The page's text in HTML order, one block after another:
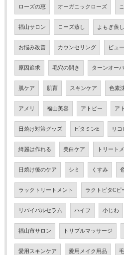
ローズの恵 オーガニックローズ
福山サロン ローズ蒸し よもぎ蒸し
お悩み改善 カウンセリング ビュ
原因追求 毛穴の開き ターンオー
肌ケア 肌育 スキンケア 色素
アメリ 福山美容 アトピー ア
日焼け対策グッズ ビタミンE リコ
綺麗は作れる 美白ケア トリート
日焼け後のケア シミ くすみ
ラックトリートメント ラクトビタCピ
リバイバルセラム ハイフ 小じわ
福山市サロン トリプルマッサージ
愛用スキンケア 愛用メイク用品